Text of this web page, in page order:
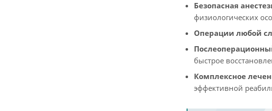
Безопасная
физиологических
Операции любой
быстрое
Комплексное
эффективной